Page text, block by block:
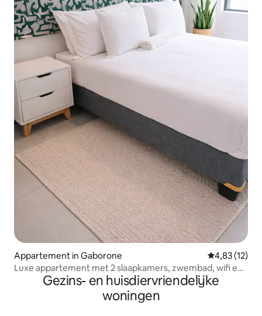
Appartement in Gaborone Gemiddelde
4,83 (12)
Luxe appartement met 2 slaapkamers, zwembad, wifi en
beveiligde parkeerplaats
Gezins- en huisdiervriendelijke
woningen